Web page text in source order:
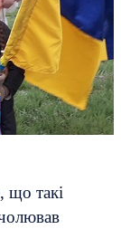
що такі